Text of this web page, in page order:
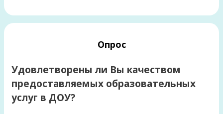
Опрос
Удовлетворены ли Вы качеством
предоставляемых образовательных
услуг в ДОУ?